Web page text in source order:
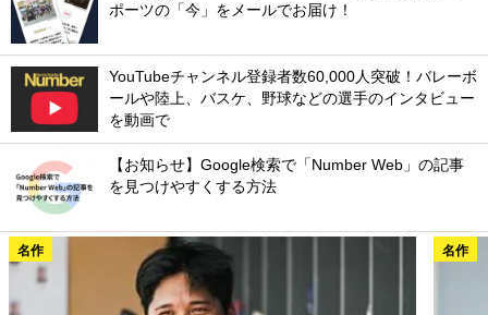
ポーツの「今」をメールでお届け！
YouTubeチャンネル登録者数60,000人突破！バレーボ
ールや陸上、バスケ、野球などの選手のインタビュー
を動画で
【お知らせ】Google検索で「Number Web」の記事
を見つけやすくする方法
名作 名作